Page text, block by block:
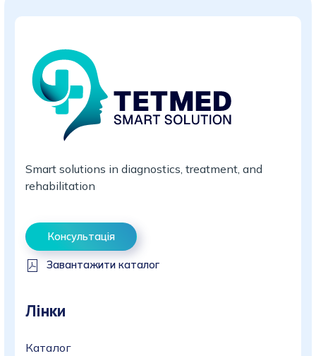
Smart solutions in diagnostics, treatment, and
rehabilitation
Консультація
Завантажити каталог
Лінки
Каталог